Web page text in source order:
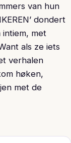
van hun
dondert
met
als ze iets
verhalen
høken,
met de